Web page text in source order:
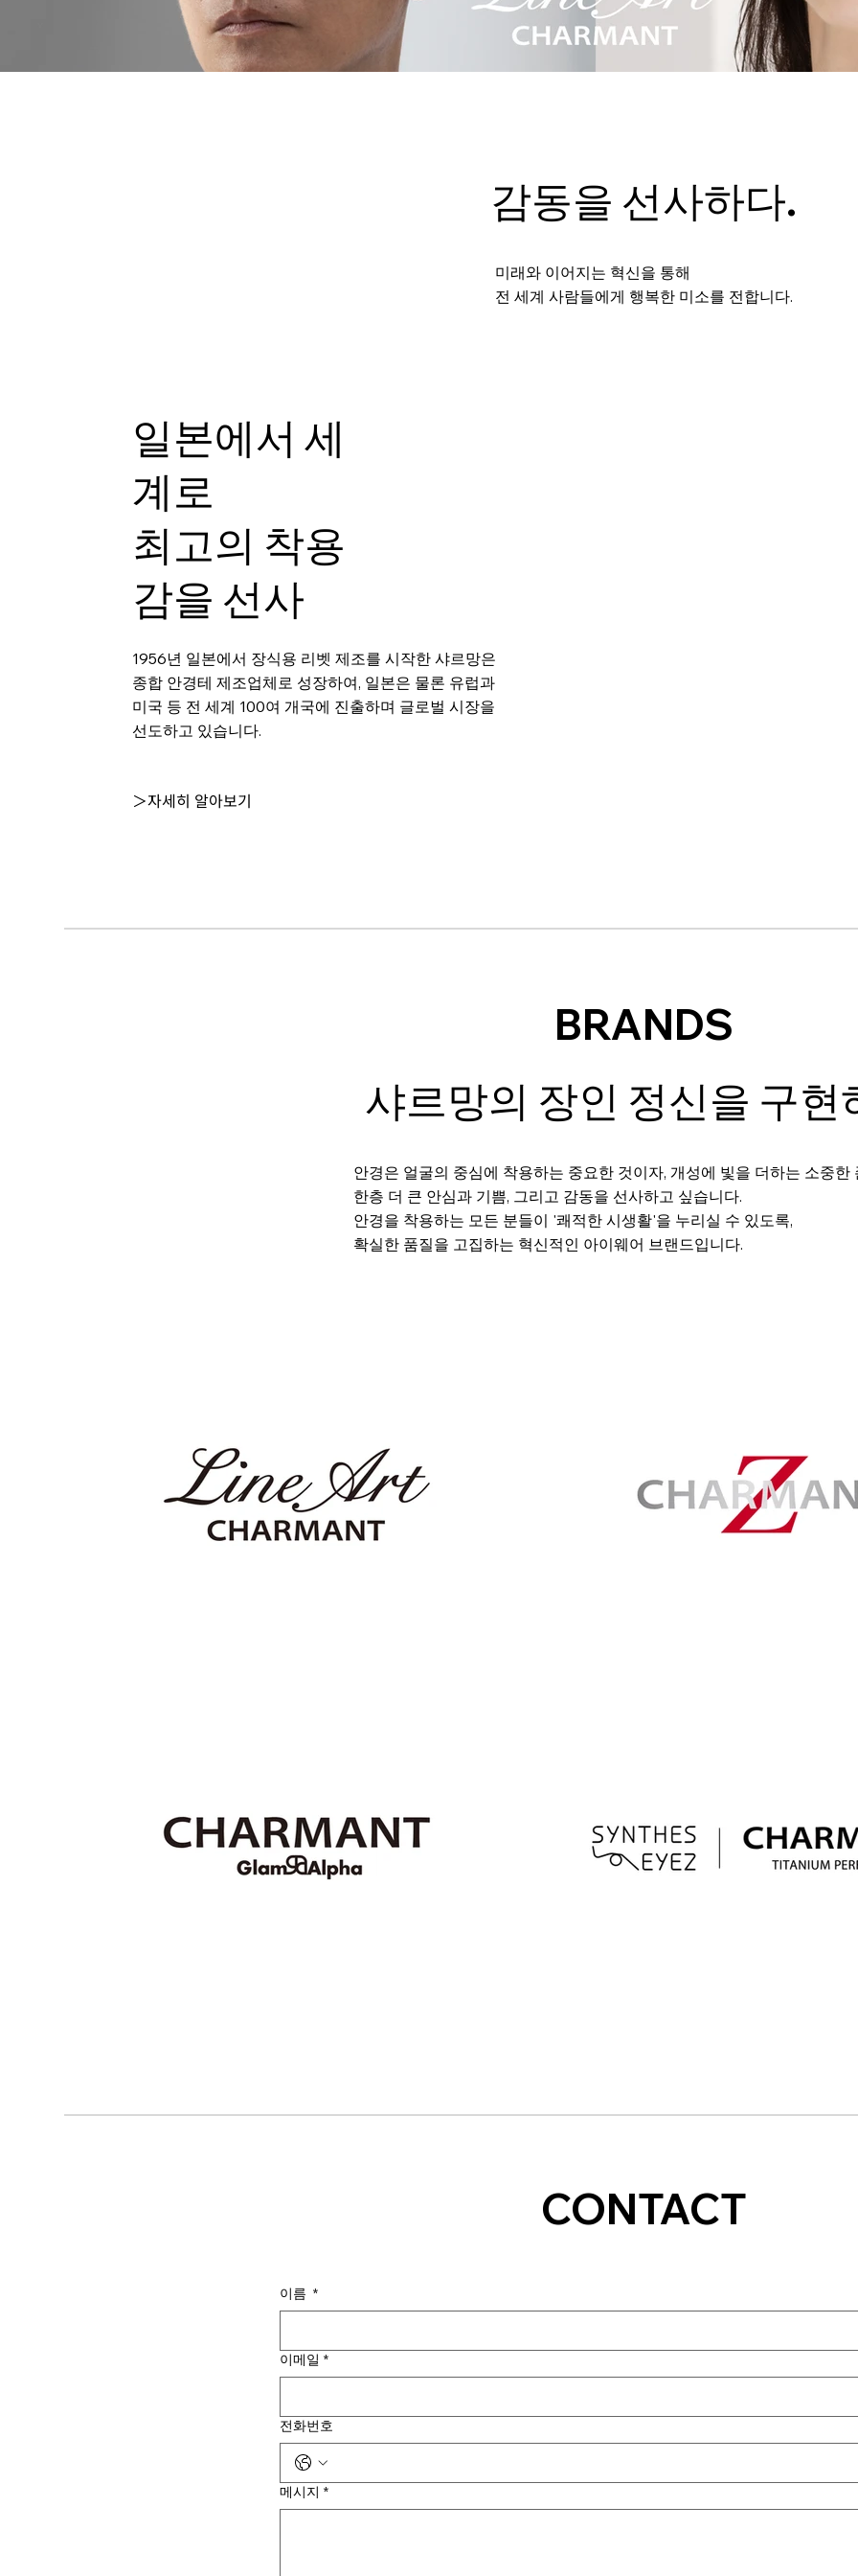
감동을 선사하다.
미래와 이어지는 혁신을 통해
전 세계 사람들에게 행복한 미소를 전합니다.
일본에서 세
계로
최고의 착용
감을 선사
1956년 일본에서 장식용 리벳 제조를 시작한 샤르망은
종합 안경테 제조업체로 성장하여, 일본은 물론 유럽과
미국 등 전 세계 100여 개국에 진출하며 글로벌 시장을
선도하고 있습니다.
＞자세히 알아보기
BRANDS
샤르망의 장인 정신을 구현
안경은 얼굴의 중심에 착용하는 중요한 것이자, 개성에 빛을 더하는 소중한
한층 더 큰 안심과 기쁨, 그리고 감동을 선사하고 싶습니다.
안경을 착용하는 모든 분들이 '쾌적한 시생활'을 누리실 수 있도록,
확실한 품질을 고집하는 혁신적인 아이웨어 브랜드입니다.
CONTACT
이름 *
이메일 *
전화번호
메시지 *